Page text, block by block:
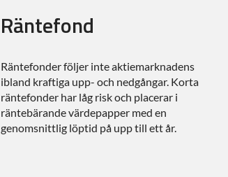
Räntefond
Räntefonder följer inte aktiemarknadens
ibland kraftiga upp- och nedgångar. Korta
räntefonder har låg risk och placerar i
räntebärande värdepapper med en
genomsnittlig löptid på upp till ett år.